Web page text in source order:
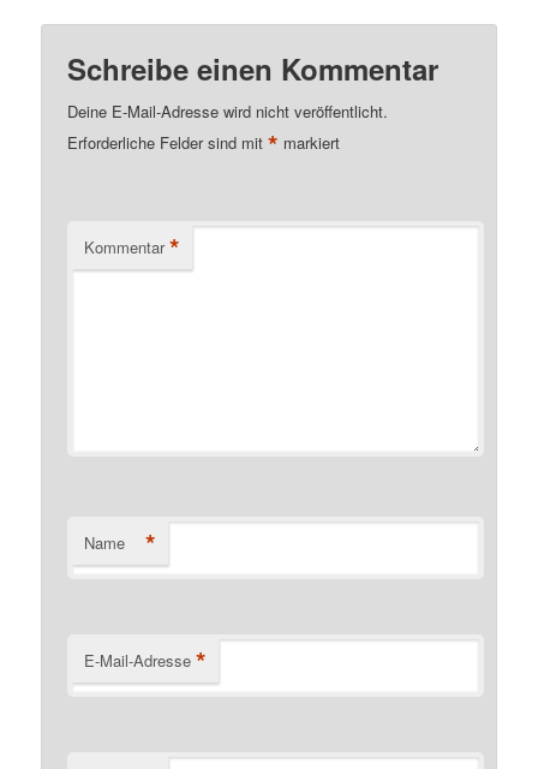
Schreibe einen Kommentar
Deine E-Mail-Adresse wird nicht veröffentlicht.
Erforderliche Felder sind mit* markiert
Kommentar *
Name *
E-Mail-Adresse *